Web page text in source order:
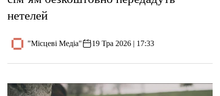
нетелей
"Місцеві Медіа" 19 Тра 2026 | 17:33